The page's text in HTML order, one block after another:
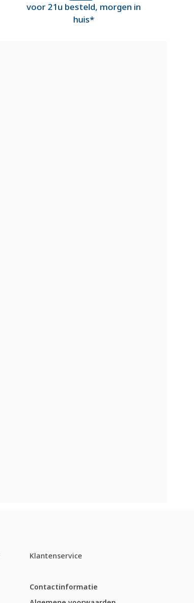
voor 21u besteld, morgen in
huis*
Klantenservice
Contactinformatie